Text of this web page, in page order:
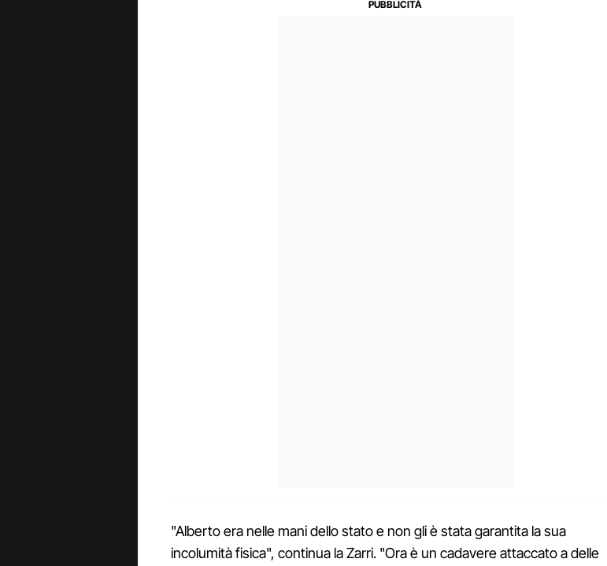
"Alberto era nelle mani dello stato e non gli è stata garantita la sua
incolumità fisica", continua la Zarri. "Ora è un cadavere attaccato a delle